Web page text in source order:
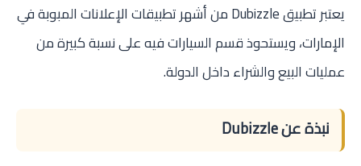
يعتبر تطبيق Dubizzle من أشهر تطبيقات الإعلانات المبوبة في
الإمارات، ويستحوذ قسم السيارات فيه على نسبة كبيرة من
عمليات البيع والشراء داخل الدولة.
نبذة عن Dubizzle